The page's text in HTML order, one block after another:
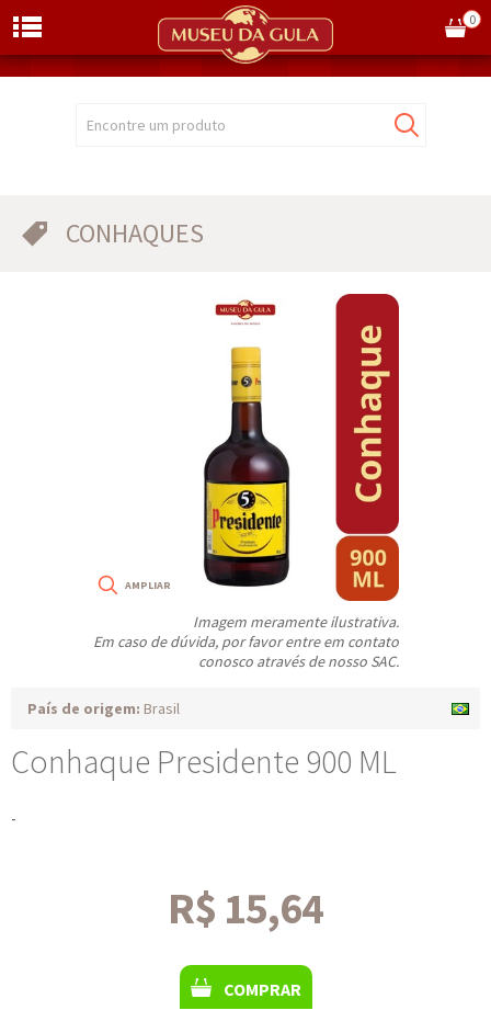
Encontre um produto
0
CONHAQUES
Imagem meramente ilustrativa.
Em caso de dúvida, por favor entre em contato
conosco através de nosso SAC.
País de origem: Brasil
Conhaque Presidente 900 ML
-
R$ 15,64
COMPRAR